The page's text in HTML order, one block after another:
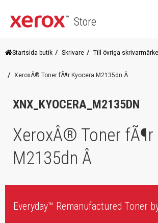
Store
Startsida butik Skrivare Till övriga
XeroxÂ® Toner fÃ¶r Kyocera M2135dn Â
XNX_KYOCERA_M2135DN
XeroxÂ® Toner fÃ¶r
M2135dn Â
Everyday™ Remanufactured Toner